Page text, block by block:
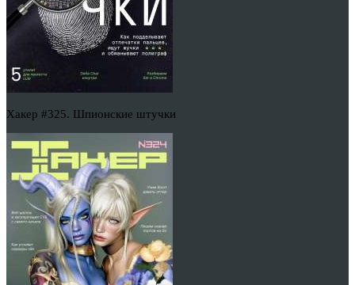
Хакер #325. Шпионские штучки